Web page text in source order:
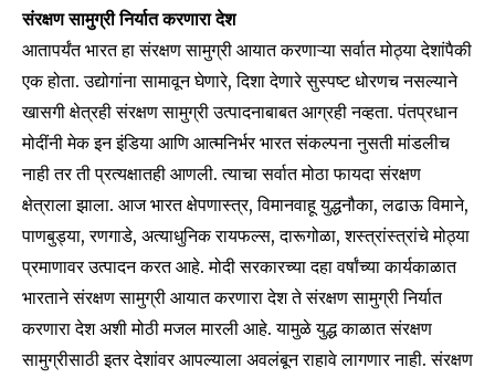
संरक्षण सामुग्री निर्यात करणारा देश
आतापर्यंत भारत हा संरक्षण सामुग्री आयात करणाऱ्या सर्वात मोठ्या देशांपैकी
एक होता. उद्योगांना सामावून घेणारे, दिशा देणारे सुस्पष्ट धोरणच नसल्याने
खासगी क्षेत्रही संरक्षण सामुग्री उत्पादनाबाबत आग्रही नव्हता. पंतप्रधान
मोदींनी मेक इन इंडिया आणि आत्मनिर्भर भारत संकल्पना नुसती मांडलीच
नाही तर ती प्रत्यक्षातही आणली. त्याचा सर्वात मोठा फायदा संरक्षण
क्षेत्राला झाला. आज भारत क्षेपणास्त्र, विमानवाहू युद्धनौका, लढाऊ विमाने,
पाणबुड्या, रणगाडे, अत्याधुनिक रायफल्स, दारूगोळा, शस्त्रांस्त्रांचे मोठ्या
प्रमाणावर उत्पादन करत आहे. मोदी सरकारच्या दहा वर्षांच्या कार्यकाळात
भारताने संरक्षण सामुग्री आयात करणारा देश ते संरक्षण सामुग्री निर्यात
करणारा देश अशी मोठी मजल मारली आहे. यामुळे युद्ध काळात संरक्षण
सामुग्रीसाठी इतर देशांवर आपल्याला अवलंबून राहावे लागणार नाही. संरक्षण